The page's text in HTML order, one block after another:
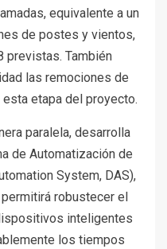
equivalente a un
de postes y vientos,
previstas. También
las remociones de
etapa del proyecto.
paralela, desarrolla
de Automatización de
System, DAS),
robustecer el
inteligentes
los tiempos